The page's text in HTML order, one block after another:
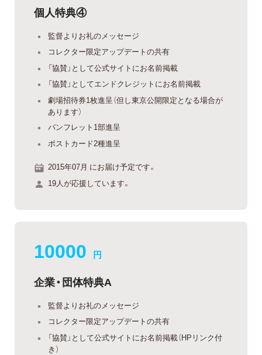
個人特典④
監督よりお礼のメッセージ
コレクター限定アップデートの共有
「協賛」として公式サイトにお名前掲載
「協賛」としてエンドクレジットにお名前掲載
劇場招待券1枚進呈（但し東京公開限定となる場合が
あります）
パンフレット1部進呈
ポストカード2種進呈
2015年07月 にお届け予定です。
19人が応援しています。
10000 円
企業・団体特典A
監督よりお礼のメッセージ
コレクター限定アップデートの共有
「協賛」として公式サイトにお名前掲載（HPリンク付
き）